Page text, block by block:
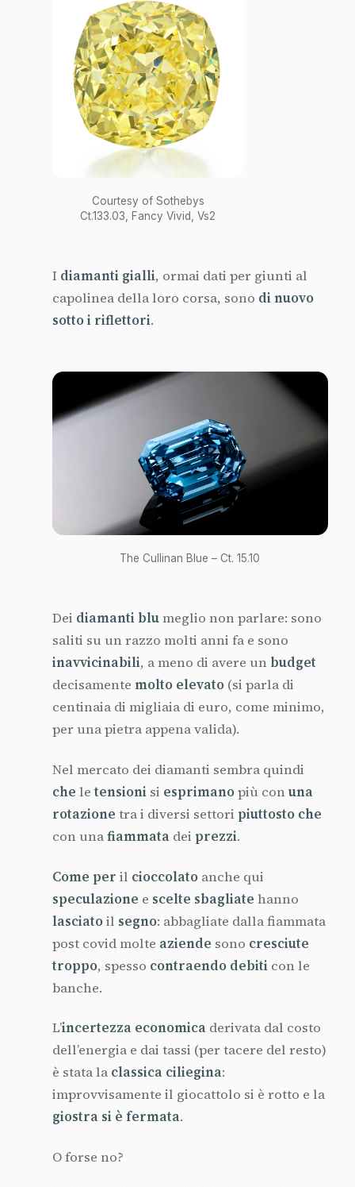
Courtesy of Sothebys
Ct.133.03, Fancy Vivid, Vs2
I diamanti gialli, ormai dati per giunti al
capolinea della loro corsa, sono di nuovo
sotto i riflettori.
The Cullinan Blue – Ct. 15.10
Dei diamanti blumeglio non parlare: sono
saliti su un razzo molti anni fa e sono
inavvicinabili, a meno di avere un budget
decisamente molto elevato (si parla di
centinaia di migliaia di euro, come minimo,
per una pietra appena valida).
Nel mercato dei diamanti sembra quindi
che letensioni si esprimanopiù conuna
rotazione tra i diversi settori piuttosto che
con unafiammata dei prezzi.
Come per il cioccolato anche qui
speculazione e scelte sbagliate hanno
lasciatoil segno: abbagliate dalla fiammata
post covid molte aziende sono cresciute
troppo, spesso contraendo debiti con le
banche.
L’incertezza economica derivata dal costo
dell’energia e dai tassi (per tacere del resto)
è stata la classica ciliegina:
improvvisamente il giocattolo si è rotto e la
giostra si è fermata.
O forse no?